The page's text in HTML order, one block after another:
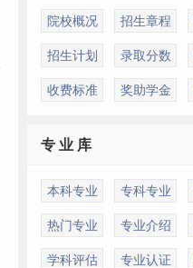
院校概况 招生章程
招生计划 录取分数
收费标准 奖助学金
专 业 库
本科专业 专科专业
热门专业 专业介绍
学科评估 专业认证